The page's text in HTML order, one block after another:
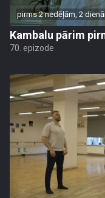
pirms 2 nedēļām, 2
Kambalu pārim
70. epizode